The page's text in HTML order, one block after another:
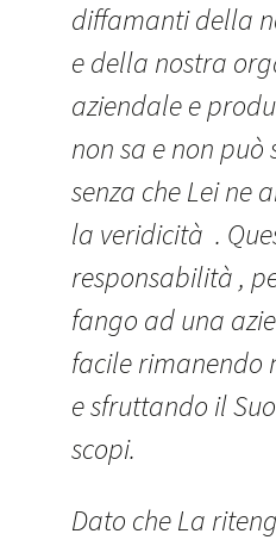
diffamanti della
e della nostra
aziendale e
non sa e non può
senza che Lei ne
la veridicità .
responsabilità ,
fango ad una
facile rimanendo
e sfruttando il
scopi.
Dato che La